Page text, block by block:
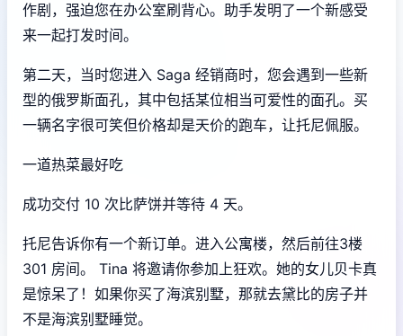
作剧，强迫您在办公室刷背心。助手发明了一个新感受
来一起打发时间。
第二天，当时您进入 Saga 经销商时，您会遇到一些新
型的俄罗斯面孔，其中包括某位相当可爱性的面孔。买
一辆名字很可笑但价格却是天价的跑车，让托尼佩服。
一道热菜最好吃
成功交付 10 次比萨饼并等待 4 天。
托尼告诉你有一个新订单。进入公寓楼，然后前往3楼
301 房间。 Tina 将邀请你参加上狂欢。她的女儿贝卡真
是惊呆了！如果你买了海滨别墅，那就去黛比的房子并
不是海滨别墅睡觉。